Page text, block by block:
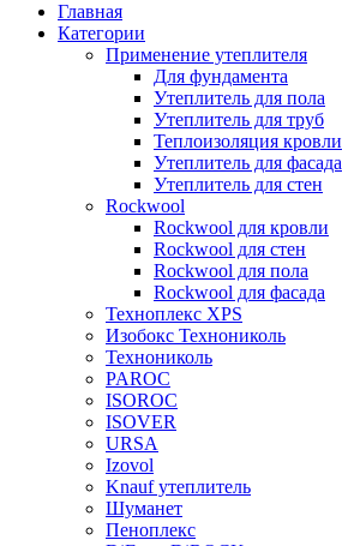
Главная
Категории
Применение утеплителя
Для фундамента
Утеплитель для пола
Утеплитель для труб
Теплоизоляция кровли
Утеплитель для фасада
Утеплитель для стен
Rockwool
Rockwool для кровли
Rockwool для стен
Rockwool для пола
Rockwool для фасада
Техноплекс XPS
Изобокс Технониколь
Технониколь
PAROC
ISOROC
ISOVER
URSA
Izovol
Knauf утеплитель
Шуманет
Пеноплекс